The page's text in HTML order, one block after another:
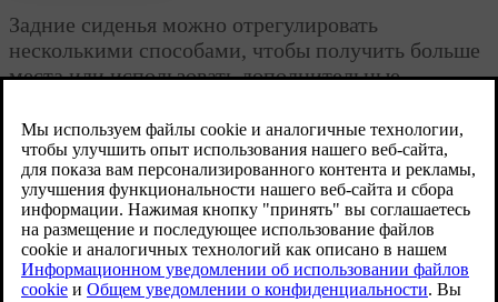
Задние сиденья можно отрегулировать
несколькими способами, чтобы получить больше
места или использовать дополнительные
потребностями.
Задние сиденья автомобиля разделены на второй
и третий ряд, каждый из которых имеет свой
собственный набор функций и регулировок. В
обоих рядах есть по два сиденья, которые
складываются отдельно.